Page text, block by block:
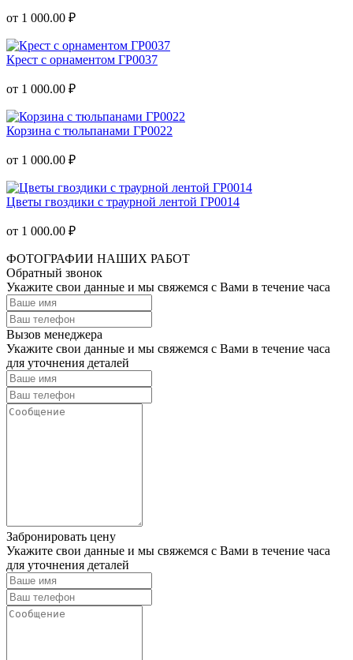
от 1 000.00 ₽
Крест с орнаментом ГР0037
от 1 000.00 ₽
Корзина с тюльпанами ГР0022
от 1 000.00 ₽
Цветы гвоздики с траурной лентой ГР0014
от 1 000.00 ₽
ФОТОГРАФИИ НАШИХ РАБОТ
Обратный звонок
Укажите свои данные и мы свяжемся с Вами в течение часа
Вызов менеджера
Укажите свои данные и мы свяжемся с Вами в течение часа
для уточнения деталей
Забронировать цену
Укажите свои данные и мы свяжемся с Вами в течение часа
для уточнения деталей